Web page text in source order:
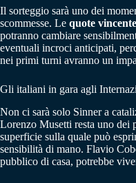
Il sorteggio sarà uno dei
scommesse. Le quote
potranno cambiare
eventuali incroci anticipati,
nei primi turni avranno un
Gli italiani in gara agli
Non ci sarà solo Sinner a
Lorenzo Musetti resta uno dei
superficie sulla quale può
sensibilità di mano. Flavio
pubblico di casa, potrebbe